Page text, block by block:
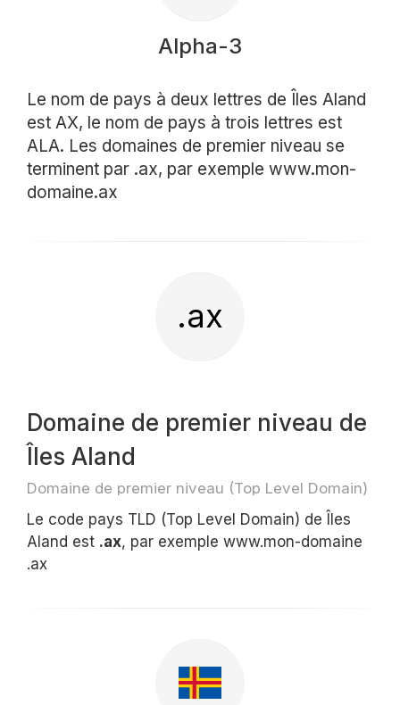
Alpha-3
Le nom de pays à deux lettres de Îles Aland
est AX, le nom de pays à trois lettres est
ALA. Les domaines de premier niveau se
terminent par .ax, par exemple www.mon-
domaine.ax
.ax
Domaine de premier niveau de
Îles Aland
Domaine de premier niveau (Top Level Domain)
Le code pays TLD (Top Level Domain) de Îles
Aland est .ax, par exemple www.mon-domaine
.ax